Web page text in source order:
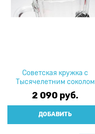
Советская кружка с
Тысячелетним соколом
2 090 руб.
ДОБАВИТЬ